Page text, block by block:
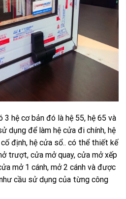
3 hệ cơ bản đó là hệ 55, hệ 65 và
dụng để làm hệ cửa đi chính, hệ
định, hệ cửa sổ.. có thể thiết kế
trượt, cửa mở quay, cửa mở xếp
mở 1 cánh, mở 2 cánh và được
cầu sử dụng của từng công